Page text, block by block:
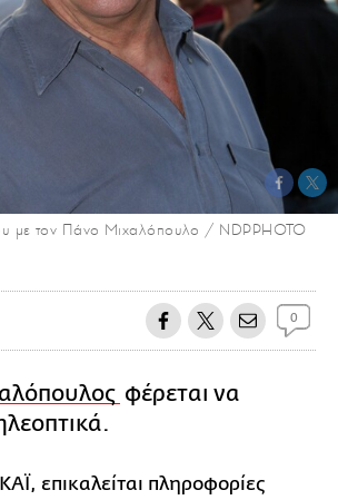
με τον Πάνο Μιχαλόπουλο / NDPPHOTO
0
φέρεται να
επικαλείται πληροφορίες